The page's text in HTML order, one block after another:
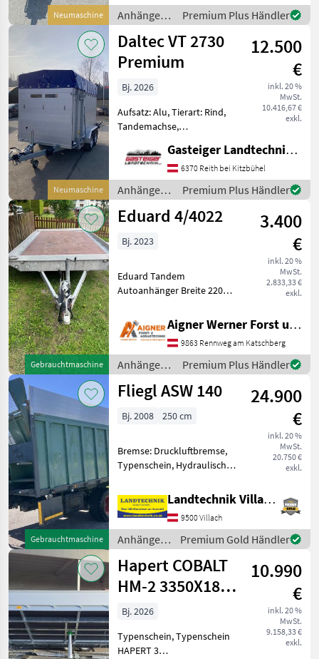
Neumaschine
u. rechts Bereifung 445/45 R
19.5 ADM 991 neu Plateaugr
Anhänger /
Brantner
Premium Plus Händler
Neumaschine
Daltec VT 2730
Premium
12.500
€
inkl. 20 %
MwSt.
10.416,67 €
exkl.
Bj. 2026
Aufsatz: Alu, Tierart: Rind,
Tandemachse,
Beleuchtung Rahmen
Feuerverzinkt Aufbau aus
robusten 25mm Alu-
Hohlprofilen Seitliche
Laderampe mit Federen
Gasteiger Landtechnik GmbH
6370 Reith bei Kitzbühel
Anhänger /
Daltec
Premium Plus Händler
Gebrauchtmaschine
Eduard 4/4022
3.400
€
inkl. 20 %
MwSt.
2.833,33 €
exkl.
Bj. 2023
Eduard Tandem
Autoanhänger Breite 220
672kg Gesamtgewicht
3500kg Stützlast 150kg
Nutzlast 2828kg 2 Stützfüße
Starke Auffahrschienen mi
Aigner Werner Forst und Agrartechnik
9863 Rennweg am Katschberg
Anhänger /
Eduard
Premium Plus Händler
Gebrauchtmaschine
Fliegl ASW 140
24.900
€
inkl. 20 %
MwSt.
20.750 €
exkl.
Bj. 2008 250 cm
Bremse: Druckluftbremse,
Typenschein, Hydraulischer
Abschiebewagen ASW 140,
mit Tandemfahrgestell,
Obenanhängung mit K80
Kugelkopf, hydr. Stützfuß, 2
Landtechnik Villach GmbH
9500 Villach
Anhänger /
Fliegl
Premium Gold Händler
Hapert COBALT
HM-2 3350X1800
3500HZG
10.990
€
inkl. 20 %
MwSt.
9.158,33 €
exkl.
Bj. 2026
Typenschein, Typenschein
HAPERT 3